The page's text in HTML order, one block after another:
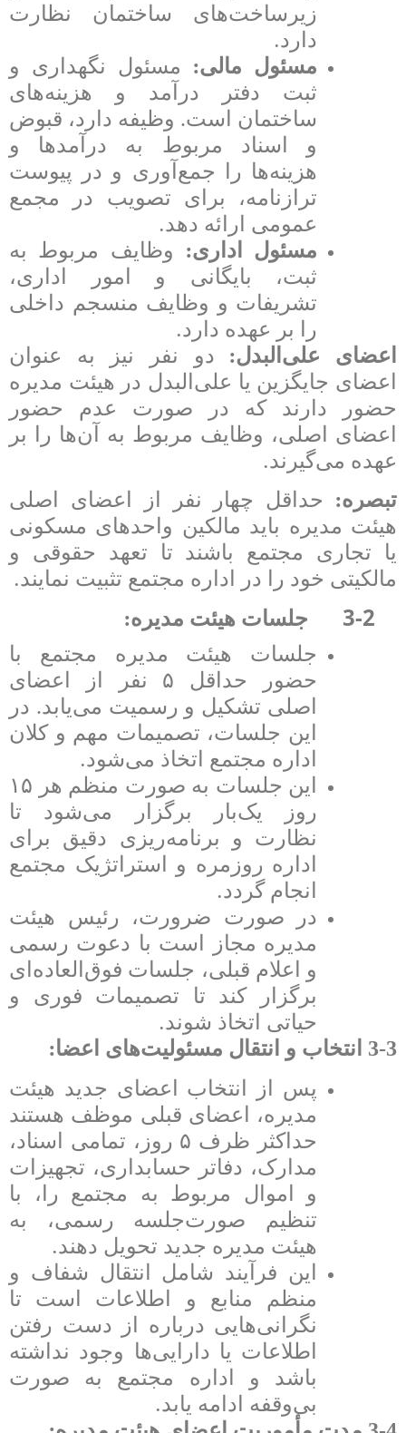
زیرساخت‌های ساختمان نظارت
دارد.
مسئول مالی:
مسئول نگهداری و
ثبت دفتر درآمد و هزینه‌های
ساختمان است. وظیفه دارد، قبوض
و اسناد مربوط به درآمدها و
هزینه‌ها را جمع‌آوری و در پیوست
ترازنامه، برای تصویب در مجمع
عمومی ارائه دهد.
مسئول اداری:
وظایف مربوط به
ثبت، بایگانی و امور اداری،
تشریفات و وظایف منسجم داخلی
را بر عهده دارد.
اعضای علی‌البدل:
دو نفر نیز به عنوان
اعضای جایگزین یا علی‌البدل در هیئت مدیره
حضور دارند که در صورت عدم حضور
اعضای اصلی، وظایف مربوط به آن‌ها را بر
عهده می‌گیرند.
تبصره:
حداقل چهار نفر از اعضای اصلی
هیئت مدیره باید مالکین واحدهای مسکونی
یا تجاری مجتمع باشند تا تعهد حقوقی و
مالکیتی خود را در اداره مجتمع تثبیت نمایند.
3-2
جلسات هیئت مدیره:
جلسات هیئت مدیره مجتمع با
حضور حداقل ۵ نفر از اعضای
اصلی تشکیل و رسمیت می‌یابد. در
این جلسات، تصمیمات مهم و کلان
اداره مجتمع اتخاذ می‌شود.
این جلسات به صورت منظم هر ۱۵
روز یک‌بار برگزار می‌شود تا
نظارت و برنامه‌ریزی دقیق برای
اداره روزمره و استراتژیک مجتمع
انجام گردد.
در صورت ضرورت، رئیس هیئت
مدیره مجاز است با دعوت رسمی
و اعلام قبلی، جلسات فوق‌العاده‌ای
برگزار کند تا تصمیمات فوری و
حیاتی اتخاذ شوند.
3-3 انتخاب و انتقال مسئولیت‌های اعضا :
پس از انتخاب اعضای جدید هیئت
مدیره، اعضای قبلی موظف هستند
حداکثر ظرف ۵ روز، تمامی اسناد،
مدارک، دفاتر حسابداری، تجهیزات
و اموال مربوط به مجتمع را، با
تنظیم صورت‌جلسه رسمی، به
هیئت مدیره جدید تحویل دهند.
این فرآیند شامل انتقال شفاف و
منظم منابع و اطلاعات است تا
نگرانی‌هایی درباره از دست رفتن
اطلاعات یا دارایی‌ها وجود نداشته
باشد و اداره مجتمع به صورت
بی‌وقفه ادامه یابد.